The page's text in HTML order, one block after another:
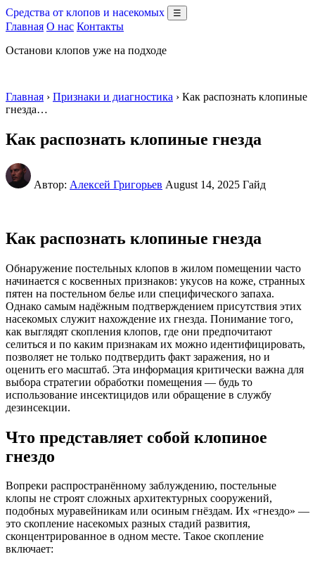
Средства от клопов и насекомых ☰
Главная О нас Контакты
Останови клопов уже на подходе
Главная › Признаки и диагностика › Как распознать клопиные
гнезда…
Как распознать клопиные гнезда
Автор: Алексей Григорьев August 14, 2025 Гайд
Как распознать клопиные гнезда
Обнаружение постельных клопов в жилом помещении часто
начинается с косвенных признаков: укусов на коже, странных
пятен на постельном белье или специфического запаха.
Однако самым надёжным подтверждением присутствия этих
насекомых служит нахождение их гнезда. Понимание того,
как выглядят скопления клопов, где они предпочитают
селиться и по каким признакам их можно идентифицировать,
позволяет не только подтвердить факт заражения, но и
оценить его масштаб. Эта информация критически важна для
выбора стратегии обработки помещения — будь то
использование инсектицидов или обращение в службу
дезинсекции.
Что представляет собой клопиное
гнездо
Вопреки распространённому заблуждению, постельные
клопы не строят сложных архитектурных сооружений,
подобных муравейникам или осиным гнёздам. Их «гнездо» —
это скопление насекомых разных стадий развития,
сконцентрированное в одном месте. Такое скопление
включает: